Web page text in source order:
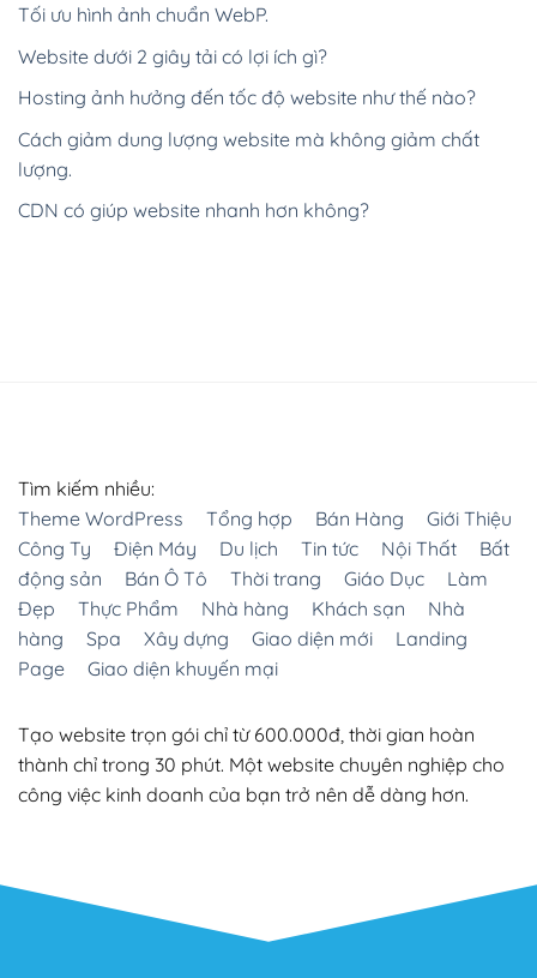
Tối ưu hình ảnh chuẩn WebP.
Website dưới 2 giây tải có lợi ích gì?
Hosting ảnh hưởng đến tốc độ website như thế nào?
Cách giảm dung lượng website mà không giảm chất
lượng.
CDN có giúp website nhanh hơn không?
Tìm kiếm nhiều:
Theme WordPress
Tổng hợp Bán Hàng
Giới Thiệu
Công Ty
Điện Máy Du lịch Tin tức Nội Thất
Bất
động sản
Bán Ô Tô Thời trang Giáo Dục
Làm
Đẹp
Thực Phẩm Nhà hàng Khách sạn
Nhà
hàng
Spa Xây dựng Giao diện mới
Landing
Page
Giao diện khuyến mại
Tạo website trọn gói chỉ từ 600.000đ, thời gian hoàn
thành chỉ trong 30 phút. Một website chuyên nghiệp cho
công việc kinh doanh của bạn trở nên dễ dàng hơn.